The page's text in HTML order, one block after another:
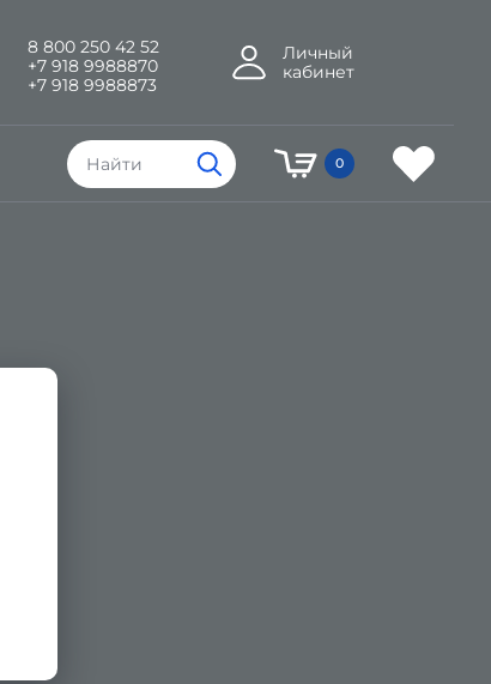
8 800 250 42 52
+7 918 9988870
+7 918 9988873
Личный
кабинет
0